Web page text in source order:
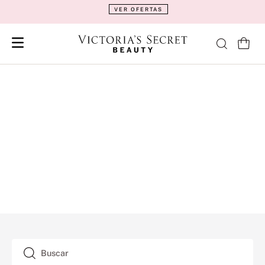
VER OFERTAS
Buscar